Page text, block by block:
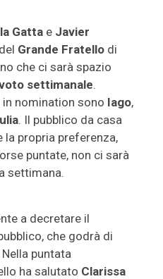
Gatta e Javier
Grande Fratello di
che ci sarà spazio
settimanale.
nomination sono Iago,
. Il pubblico da casa
propria preferenza,
puntate, non ci sarà
settimana.
a decretare il
che godrà di
puntata
ha salutato Clarissa